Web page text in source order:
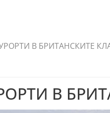
В БРИТАНСКИТЕ
В